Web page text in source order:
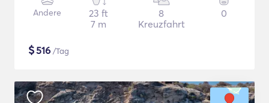
Andere
23 ft
7 m
8
Kreuzfahrt
0
$516 /Tag